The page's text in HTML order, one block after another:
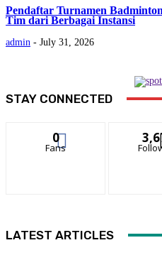
Pendaftar Turnamen
Tim dari Berbagai Instansi
admin - July 31, 2026
STAY CONNECTED
0
Fans
LATEST ARTICLES